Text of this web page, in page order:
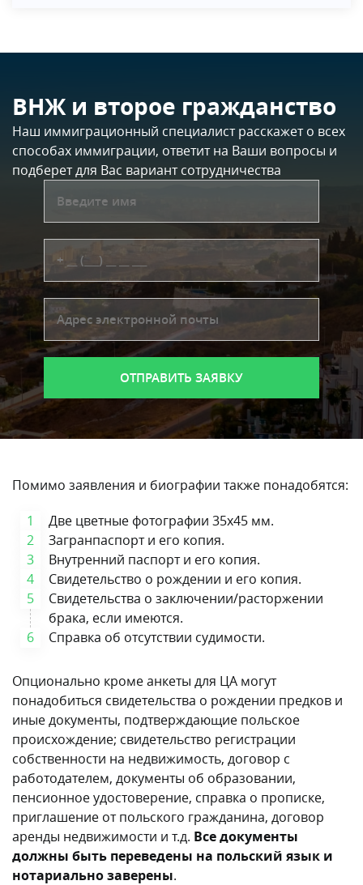
ВНЖ и второе гражданство
Наш иммиграционный специалист расскажет о всех
способах иммиграции, ответит на Ваши вопросы и
подберет для Вас вариант сотрудничества
Помимо заявления и биографии также понадобятся:
Две цветные фотографии 35х45 мм.
Загранпаспорт и его копия.
Внутренний паспорт и его копия.
Свидетельство о рождении и его копия.
Свидетельства о заключении/расторжении
брака, если имеются.
Справка об отсутствии судимости.
Опционально кроме анкеты для ЦА могут
понадобиться свидетельства о рождении предков и
иные документы, подтверждающие польское
происхождение; свидетельство регистрации
собственности на недвижимость, договор с
работодателем, документы об образовании,
пенсионное удостоверение, справка о прописке,
приглашение от польского гражданина, договор
аренды недвижимости и т.д. Все документы
должны быть переведены на польский язык и
нотариально заверены.